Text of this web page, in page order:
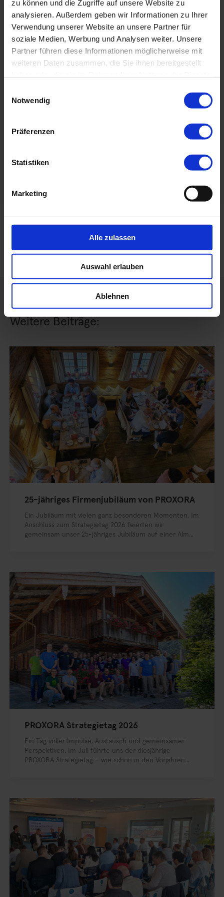
zu können und die Zugriffe auf unsere Website zu
analysieren. Außerdem geben wir Informationen zu Ihrer
Verwendung unserer Website an unsere Partner für
soziale Medien, Werbung und Analysen weiter. Unsere
Partner führen diese Informationen möglicherweise mit
weiteren Daten zusammen, die Sie ihnen bereitgestellt
Notwendig
Präferenzen
Statistiken
Marketing
Alle zulassen
Auswahl erlauben
Ablehnen
Weitere Informationen und Anmeldung zur
www.ruw-
fachkonferenzen.de/veranstaltung/deutsche-
Kollegen Peter Thomas während der
haben:
Weitere Beiträge:
25-jähriges Firmenjubiläum von PROXORA
Ein Jubiläum mit vielen ganz besonderen Momenten. Im
Anschluss zum Strategietag 2026 feierten wir
gemeinsam unser 25-jähriges Jubiläum auf einer Alm...
PROXORA Strategietag 2026
Ein Tag voller Impulse, Austausch und gemeinsamer
Perspektiven. Im Juli führte uns der diesjährige
PROXORA Strategietag – wie schon in den Vorjahren...